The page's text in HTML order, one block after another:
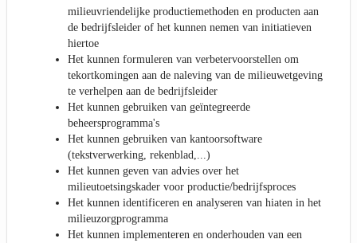
milieuvriendelijke productiemethoden en producten aan
de bedrijfsleider of het kunnen nemen van initiatieven
hiertoe
Het kunnen formuleren van verbetervoorstellen om
tekortkomingen aan de naleving van de milieuwetgeving
te verhelpen aan de bedrijfsleider
Het kunnen gebruiken van geïntegreerde
beheersprogramma's
Het kunnen gebruiken van kantoorsoftware
(tekstverwerking, rekenblad,...)
Het kunnen geven van advies over het
milieutoetsingskader voor productie/bedrijfsproces
Het kunnen identificeren en analyseren van hiaten in het
milieuzorgprogramma
Het kunnen implementeren en onderhouden van een